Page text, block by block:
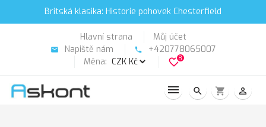
Britská klasika: Historie pohovek Chesterfield
Hlavní strana Můj účet
email Napiště nám phone
+420778065007
Měna:
favorite_border8
search shopping_cart person_outline